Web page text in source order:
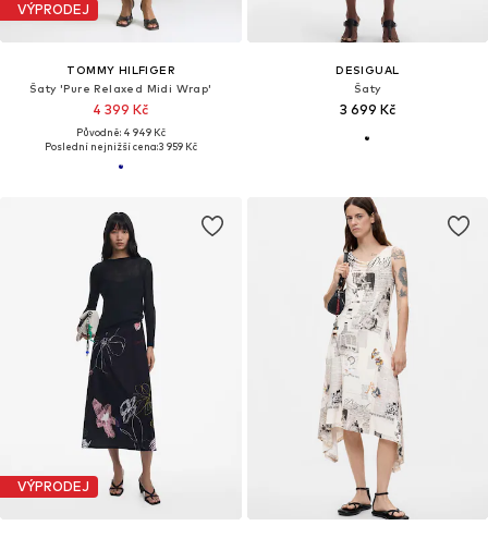
VÝPRODEJ
TOMMY HILFIGER
Šaty 'Pure Relaxed Midi Wrap'
4 399 Kč
Původně: 4 949 Kč
Poslední nejnižší cena:3 959 Kč
DESIGUAL
Šaty
3 699 Kč
VÝPRODEJ